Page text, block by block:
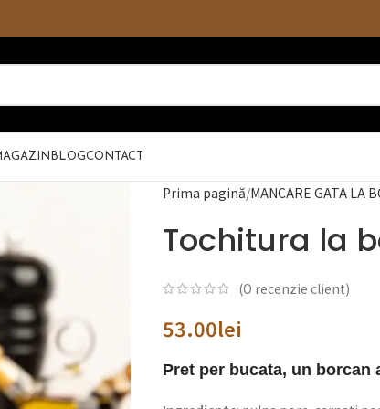
BLOGCONTACT
Prima pagină MANCARE GATA LA
Tochitura la
(O recenzie client)
53.00lei
Pret per bucata, un borcan